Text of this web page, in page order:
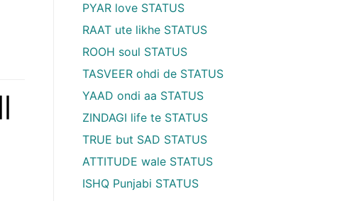
PYAR love STATUS
RAAT ute likhe STATUS
ROOH soul STATUS
TASVEER ohdi de STATUS
YAAD ondi aa STATUS
ZINDAGI life te STATUS
TRUE but SAD STATUS
ATTITUDE wale STATUS
ISHQ Punjabi STATUS